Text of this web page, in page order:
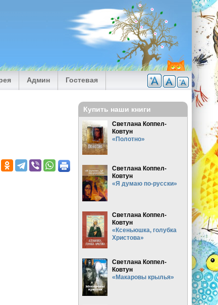
Админ Гостевая
Купить наши книги
Светлана Коппел-
Ковтун
«Полотно»
Светлана Коппел-
Ковтун
«Я думаю по-русски»
Светлана Коппел-
Ковтун
«Ксеньюшка, голубка
Христова»
Светлана Коппел-
Ковтун
«Макаровы крылья»